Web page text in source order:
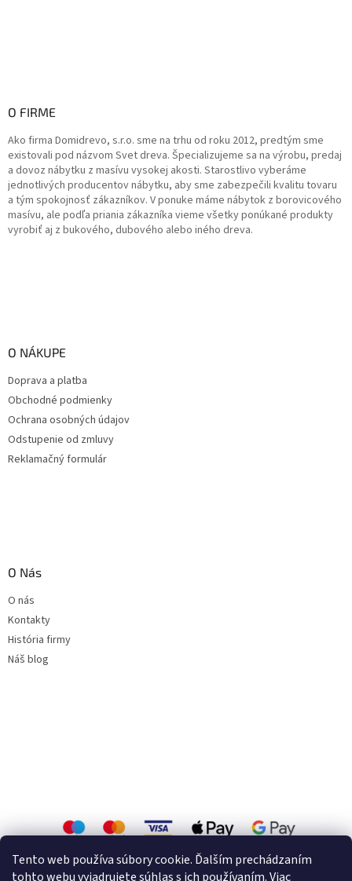
Tento web používa súbory cookie. Ďalším prechádzaním
tohto webu vyjadrujete súhlas s ich používaním. Viac
O FIRME
Ako firma Domidrevo, s.r.o. sme na trhu od roku 2012, predtým sme
existovali pod názvom Svet dreva. Špecializujeme sa na výrobu, predaj
a dovoz nábytku z masívu vysokej akosti. Starostlivo vyberáme
jednotlivých producentov nábytku, aby sme zabezpečili kvalitu tovaru
a tým spokojnosť zákazníkov. V ponuke máme nábytok z borovicového
masívu, ale podľa priania zákazníka vieme všetky ponúkané produkty
vyrobiť aj z bukového, dubového alebo iného dreva.
O NÁKUPE
Doprava a platba
Obchodné podmienky
Ochrana osobných údajov
Odstupenie od zmluvy
Reklamačný formulár
O Nás
O nás
Kontakty
História firmy
Náš blog